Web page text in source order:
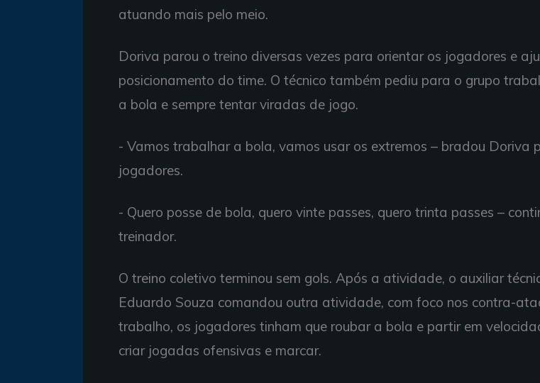
atuando mais pelo meio.
Doriva parou o treino diversas vezes para orientar os jogadores e
posicionamento do time. O técnico também pediu para o grupo
a bola e sempre tentar viradas de jogo.
- Vamos trabalhar a bola, vamos usar os extremos – bradou Doriva
jogadores.
- Quero posse de bola, quero vinte passes, quero trinta passes –
treinador.
O treino coletivo terminou sem gols. Após a atividade, o auxiliar
Eduardo Souza comandou outra atividade, com foco nos contra-
trabalho, os jogadores tinham que roubar a bola e partir em
criar jogadas ofensivas e marcar.